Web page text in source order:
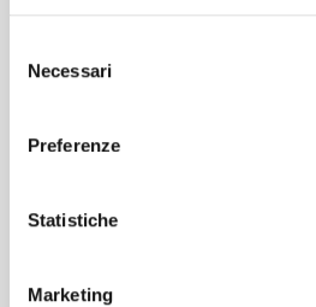
delNecessari
Preferenze
Statistiche
Marketing
Digitale
Etichetta: